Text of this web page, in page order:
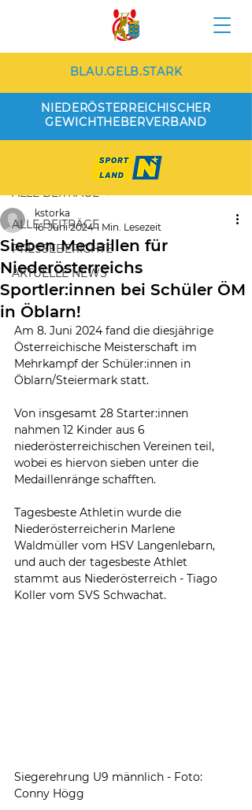
BLAU.GELB.STARK
NIEDERÖSTERREICHISCHER
GEWICHTHEBERVERBAND
ALLE BEITRÄGE
PRESSEBERICHTE
AKTUELLE NEWS
ALLE BEITRÄGE
Sieben Medaillen für
Niederösterreichs
Sportler:innen bei Schüler ÖM
in Öblarn!
kstorka
16. Juni 2024 1 Min. Lesezeit
Am 8. Juni 2024 fand die diesjährige
Österreichische Meisterschaft im
Mehrkampf der Schüler:innen in
Öblarn/Steiermark statt.
Von insgesamt 28 Starter:innen
nahmen 12 Kinder aus 6
niederösterreichischen Vereinen teil,
wobei es hiervon sieben unter die
Medaillenränge schafften.
Tagesbeste Athletin wurde die
Niederösterreicherin Marlene
Waldmüller vom HSV Langenlebarn,
und auch der tagesbeste Athlet
stammt aus Niederösterreich - Tiago
Koller vom SVS Schwachat.
Siegerehrung U9 männlich - Foto:
Conny Högg